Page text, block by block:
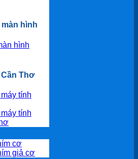
màn hình
hình
Thơ
tính
tính
cơ
giả cơ